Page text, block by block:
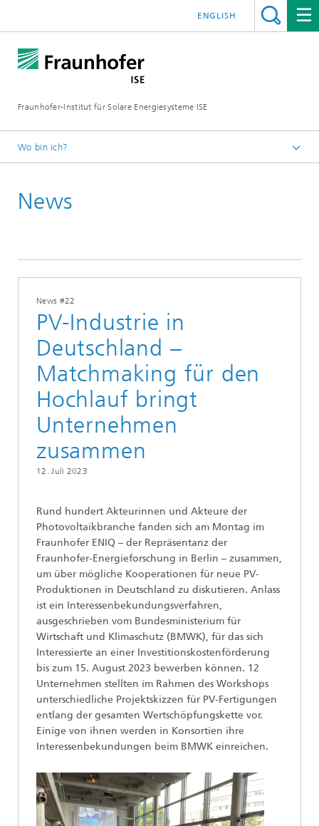
Fraunhofer-Institut für Solare Energiesysteme ISE
ENGLISH
Wo bin ich?
News
News #22
PV-Industrie in
Deutschland –
Matchmaking für den
Hochlauf bringt
Unternehmen
zusammen
12. Juli 2023
Rund hundert Akteurinnen und Akteure der
Photovoltaikbranche fanden sich am Montag im
Fraunhofer ENIQ – der Repräsentanz der
Fraunhofer-Energieforschung in Berlin – zusammen,
um über mögliche Kooperationen für neue PV-
Produktionen in Deutschland zu diskutieren. Anlass
ist ein Interessenbekundungsverfahren,
ausgeschrieben vom Bundesministerium für
Wirtschaft und Klimaschutz (BMWK), für das sich
Interessierte an einer Investitionskostenförderung
bis zum 15. August 2023 bewerben können. 12
Unternehmen stellten im Rahmen des Workshops
unterschiedliche Projektskizzen für PV-Fertigungen
entlang der gesamten Wertschöpfungskette vor.
Einige von ihnen werden in Konsortien ihre
Interessenbekundungen beim BMWK einreichen.